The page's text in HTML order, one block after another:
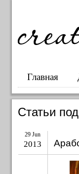
Главная
Статьи
29 Jun
2013